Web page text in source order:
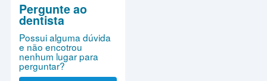
Pergunte ao
dentista
Possui alguma dúvida
e não encotrou
nenhum lugar para
perguntar?